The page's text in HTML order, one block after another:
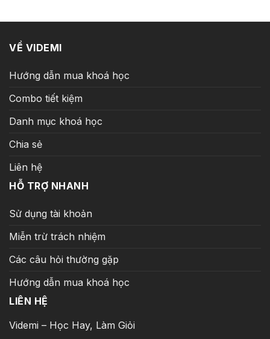
VỀ VIDEMI
Hướng dẫn mua khoá học
Combo tiết kiệm
Danh mục khoá học
Chia sẻ
Liên hệ
HỖ TRỢ NHANH
Sử dụng tài khoản
Miễn trừ trách nhiệm
Các câu hỏi thường gặp
Hướng dẫn mua khoá học
LIÊN HỆ
Videmi – Học Hay, Làm Giỏi